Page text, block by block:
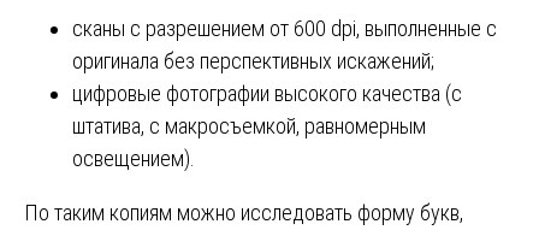
сканы с разрешением от 600 dpi, выполненные с
оригинала без перспективных искажений;
цифровые фотографии высокого качества (с
штатива, с макросъемкой, равномерным
освещением).
По таким копиям можно исследовать форму букв,